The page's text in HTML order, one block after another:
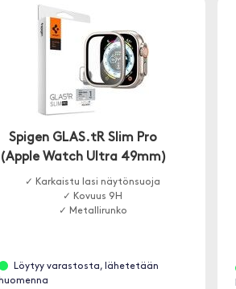
Spigen GLAS.tR Slim Pro
(Apple Watch Ultra 49mm)
✓ Karkaistu lasi näytönsuoja
✓ Kovuus 9H
✓ Metallirunko
Löytyy varastosta, lähetetään
huomenna